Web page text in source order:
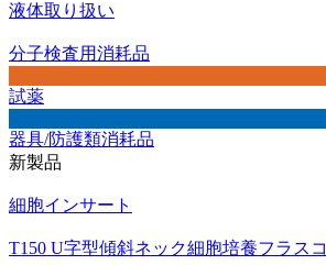
液体取り扱い
分子検査用消耗品
試薬
器具/防護類消耗品
新製品
細胞インサート
T150 U字型傾斜ネック細胞培養フラスコ